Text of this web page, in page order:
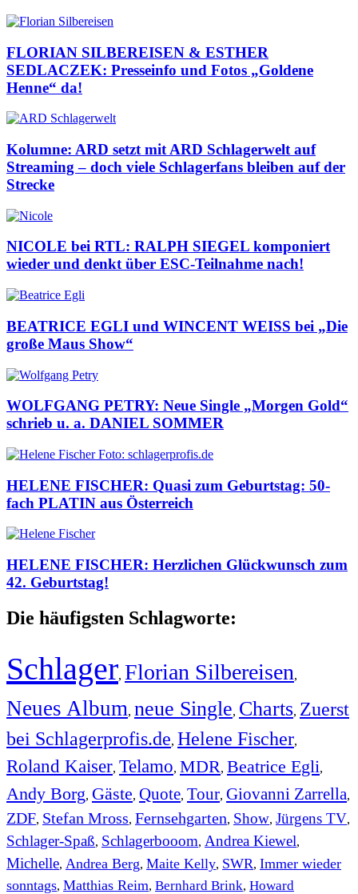
FLORIAN SILBEREISEN & ESTHER
SEDLACZEK: Presseinfo und Fotos „Goldene
Henne“ da!
Kolumne: ARD setzt mit ARD Schlagerwelt auf
Streaming – doch viele Schlagerfans bleiben auf der
Strecke
NICOLE bei RTL: RALPH SIEGEL komponiert
wieder und denkt über ESC-Teilnahme nach!
BEATRICE EGLI und WINCENT WEISS bei „Die
große Maus Show“
WOLFGANG PETRY: Neue Single „Morgen Gold“
schrieb u. a. DANIEL SOMMER
HELENE FISCHER: Quasi zum Geburtstag: 50-
fach PLATIN aus Österreich
HELENE FISCHER: Herzlichen Glückwunsch zum
42. Geburtstag!
Die häufigsten Schlagworte:
Schlager, Florian Silbereisen,
Neues Album, neue Single, Charts, Zuerst
bei Schlagerprofis.de, Helene Fischer,
Roland Kaiser, Telamo, MDR, Beatrice Egli,
Andy Borg, Gäste, Quote, Tour, Giovanni Zarrella,
ZDF, Stefan Mross, Fernsehgarten, Show, Jürgens TV,
Schlager-Spaß, Schlagerbooom, Andrea Kiewel,
Michelle, Andrea Berg, Maite Kelly, SWR, Immer wieder
sonntags, Matthias Reim, Bernhard Brink, Howard